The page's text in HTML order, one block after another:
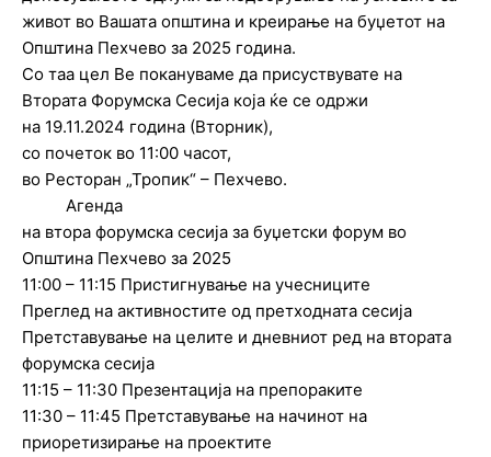
живот во Вашата општина и креирање на буџетот на
Општина Пехчево за 2025 година.
Со таа цел Ве покануваме да присуствувате на
Втората Форумска Сесија која ќе се одржи
на 19.11.2024 година (Вторник),
со почеток во 11:00 часот,
во Ресторан „Тропик“ – Пехчево.
Агенда
на втора форумска сесија за буџетски форум во
Општина Пехчево за 2025
11:00 – 11:15 Пристигнување на учесниците
Преглед на активностите од претходната сесија
Претставување на целите и дневниот ред на втората
форумска сесија
11:15 – 11:30 Презентација на препораките
11:30 – 11:45 Претставување на начинот на
приоретизирање на проектите